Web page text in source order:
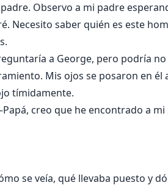
Observo a mi padre
Necesito saber quién es este
a George, pero podría
Mis ojos se posaron en él
tímidamente.
creo que he encontrado a
se veía, qué llevaba puesto y